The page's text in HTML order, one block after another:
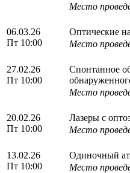
Место
06.03.26
Пт 10:00
Оптические
Место
27.02.26
Пт 10:00
Спонтанное
Место
20.02.26
Пт 10:00
Лазеры с
Место
13.02.26
Пт 10:00
Одиночный
Место